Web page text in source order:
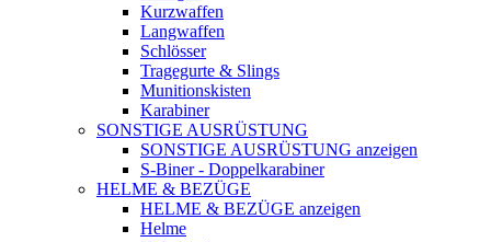
Kurzwaffen
Langwaffen
Schlösser
Tragegurte & Slings
Munitionskisten
Karabiner
SONSTIGE AUSRÜSTUNG
SONSTIGE AUSRÜSTUNG anzeigen
S-Biner - Doppelkarabiner
HELME & BEZÜGE
HELME & BEZÜGE anzeigen
Helme